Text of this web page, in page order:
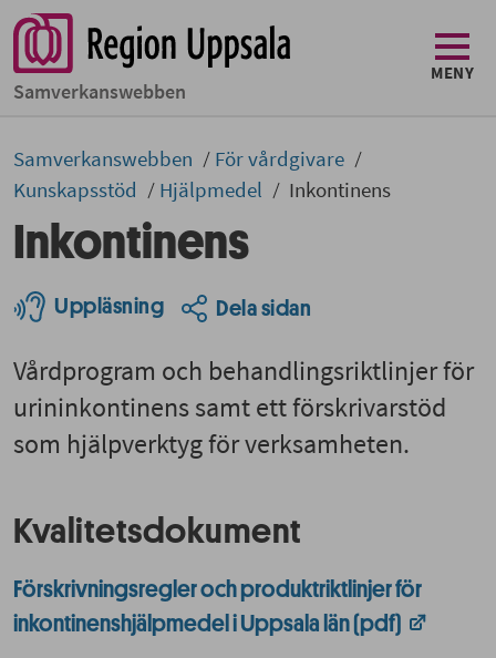
Samverkans­­webben
MENY
Samverkans­­­webben
För vårdgivare
Kunskapsstöd
Hjälpmedel Inkontinens
Inkontinens
Uppläsning Dela sidan
Vårdprogram och behandlingsriktlinjer för
urininkontinens samt ett förskrivarstöd
som hjälpverktyg för verksamheten.
Kvalitetsdokument
Förskrivningsregler och produktriktlinjer för
inkontinenshjälpmedel i Uppsala län (pdf)